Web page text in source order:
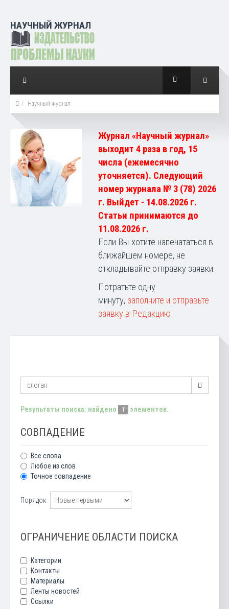
НАУЧНЫЙ ЖУРНАЛ
Научный журнал
Журнал «Научный журнал»
выходит 4 раза в год, 15
числа (ежемесячно
уточняется). Следующий
номер журнала № 3 (78) 2026
г. Выйдет - 14.08.2026 г.
Статьи принимаются до
11.08.2026 г.
Если Вы хотите напечататься в
ближайшем номере, не
откладывайте отправку заявки.
Потратьте одну
минуту, заполните и отправьте
заявку в Редакцию
Результаты поиска: найдено 1 элементов.
СОВПАДЕНИЕ
Все слова
Любое из слов
Точное совпадение
Порядок
ОГРАНИЧЕНИЕ ОБЛАСТИ ПОИСКА
Категории
Контакты
Материалы
Ленты новостей
Ссылки